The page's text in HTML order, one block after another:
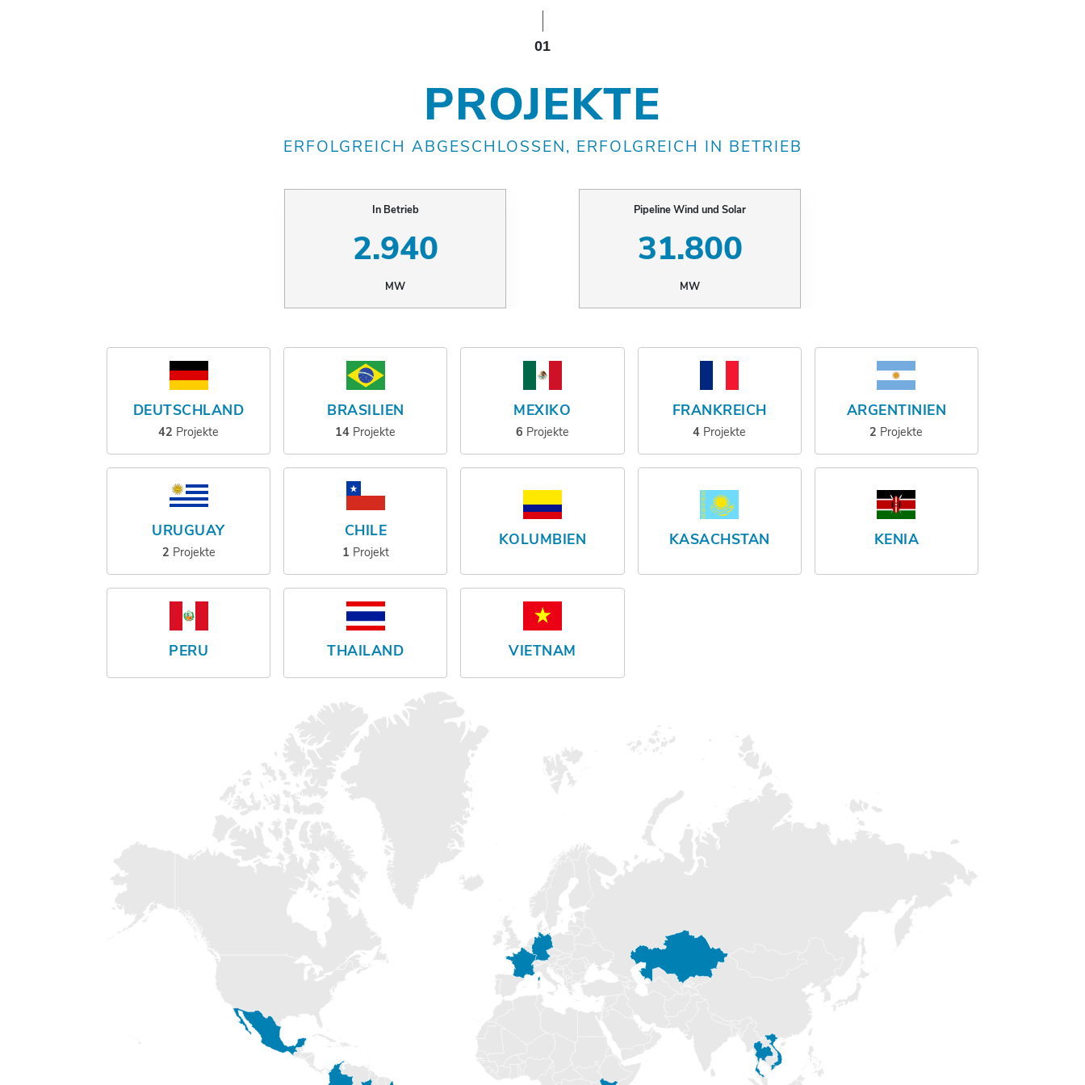
PROJEKTE
ERFOLGREICH ABGESCHLOSSEN, ERFOLGREICH IN BETRIEB
01
In Betrieb
2.940
MW
Pipeline Wind und Solar
31.800
MW
DEUTSCHLAND
42 Projekte
BRASILIEN
14 Projekte
MEXIKO
6 Projekte
FRANKREICH
4 Projekte
ARGENTINIEN
2 Projekte
URUGUAY
2 Projekte
CHILE
1 Projekt
KOLUMBIEN KASACHSTAN KENIA
PERU THAILAND VIETNAM